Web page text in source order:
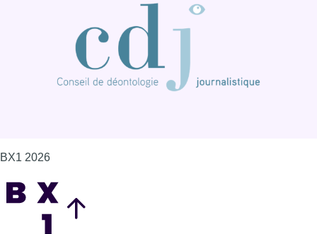
BX1 2026